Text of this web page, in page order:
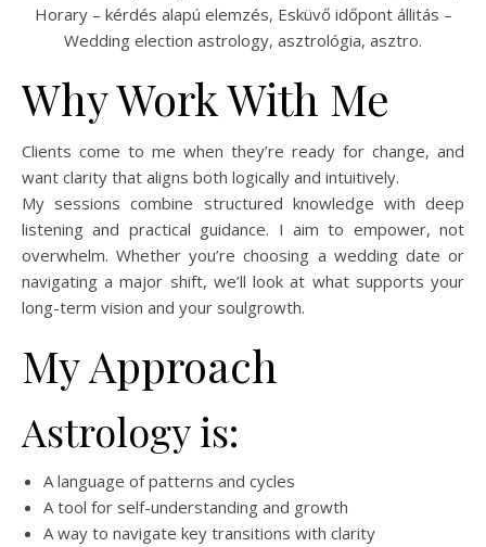
Horary – kérdés alapú elemzés, Esküvő időpont állitás –
Wedding election astrology, asztrológia, asztro.
Why Work With Me
Clients come to me when they’re ready for change, and
want clarity that aligns both logically and intuitively.
My sessions combine structured knowledge with deep
listening and practical guidance. I aim to empower, not
overwhelm. Whether you’re choosing a wedding date or
navigating a major shift, we’ll look at what supports your
long-term vision and your soulgrowth.
My Approach
Astrology is:
A language of patterns and cycles
A tool for self-understanding and growth
A way to navigate key transitions with clarity